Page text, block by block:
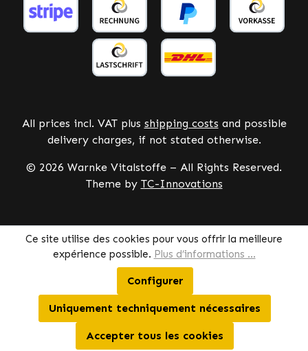
All prices incl. VAT plus shipping costs and possible
delivery charges, if not stated otherwise.
© 2026 Warnke Vitalstoffe – All Rights Reserved.
Theme by TC-Innovations
Ce site utilise des cookies pour vous offrir la meilleure
expérience possible. Plus d’informations ...
Uniquement techniquement nécessaires
Configurer
Accepter tous les cookies